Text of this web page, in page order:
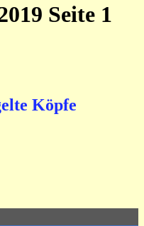
Seite 1
Köpfe